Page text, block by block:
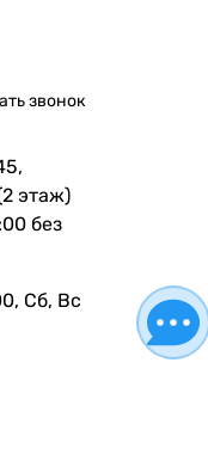
звонок
этаж)
без
Сб, Вс